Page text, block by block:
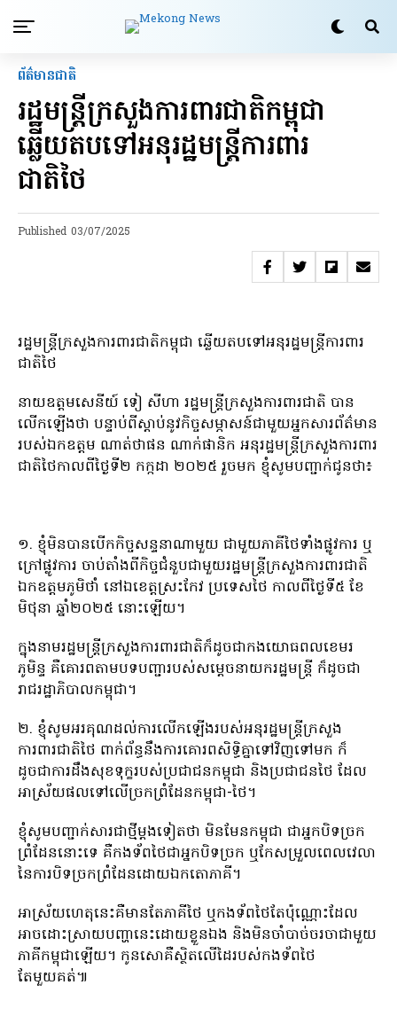
ព័ត៌មានជាតិ
រដ្ឋមន្រ្តីក្រសួងការពារជាតិកម្ពុជា
ឆ្លើយតបទៅអនុរដ្ឋមន្រ្តីការពារ
ជាតិថៃ
Published 03/07/2025
រដ្ឋមន្រ្តីក្រសួងការពារជាតិកម្ពុជា ឆ្លើយតបទៅអនុរដ្ឋមន្រ្តីការពារ
ជាតិថៃ
នាយឧត្តមសេនីយ៍ ទៀ សីហា រដ្ឋមន្ត្រីក្រសួងការពារជាតិ បាន
លើកឡើងថា បន្ទាប់ពីស្ដាប់នូវកិច្ចសម្ភាសន៍ជាមួយអ្នកសារព័ត៌មាន
របស់ឯកឧត្តម ណាត់ថាផន ណាក់ផានិក អនុរដ្ឋមន្ត្រីក្រសួងការពារ
ជាតិថៃកាលពីថ្ងៃទី២ កក្កដា ២០២៥ រួចមក ខ្ញុំសូមបញ្ជាក់ជូនថា៖
១. ខ្ញុំមិនបានបើកកិច្ចសន្ទនាណាមួយ ជាមួយភាគីថៃទាំងផ្លូវការ ឬ
ក្រៅផ្លូវការ ចាប់តាំងពីកិច្ចជំនួបជាមួយរដ្ឋមន្ត្រីក្រសួងការពារជាតិ
ឯកឧត្តមភូមិថាំ នៅឯខេត្តស្រះកែវ ប្រទេសថៃ កាលពីថ្ងៃទី៥ ខែ
មិថុនា ឆ្នាំ២០២៥ នោះឡើយ។
ក្នុងនាមរដ្ឋមន្ត្រីក្រសួងការពារជាតិក៏ដូចជាកងយោធពលខេមរ
ភូមិន្ទ គឺគោរពតាមបទបញ្ជារបស់សម្តេចនាយករដ្ឋមន្ត្រី ក៏ដូចជា
រាជរដ្ឋាភិបាលកម្ពុជា។
២. ខ្ញុំសូមអរគុណដល់ការលើកឡើងរបស់អនុរដ្ឋមន្ត្រីក្រសួង
ការពារជាតិថៃ ពាក់ព័ន្ធនឹងការគោរពសិទ្ធិគ្នាទៅវិញទៅមក ក៏
ដូចជាការដឹងសុខទុក្ខរបស់ប្រជាជនកម្ពុជា និងប្រជាជនថៃ ដែល
អាស្រ័យផលទៅលើច្រកព្រំដែនកម្ពុជា-ថៃ។
ខ្ញុំសូមបញ្ជាក់សារជាថ្មីម្ដងទៀតថា មិនមែនកម្ពុជា ជាអ្នកបិទច្រក
ព្រំដែននោះទេ គឺកងទ័ពថៃជាអ្នកបិទច្រក ឬកែសម្រួលពេលវេលា
នៃការបិទច្រកព្រំដែនដោយឯកតោភាគី។
អាស្រ័យហេតុនេះគឺមានតែភាគីថៃ ឬកងទ័ពថៃតែប៉ុណ្ណោះដែល
អាចដោះស្រាយបញ្ហានេះដោយខ្លួនឯង និងមិនចាំបាច់ចរចាជាមួយ
ភាគីកម្ពុជាឡើយ។ កូនសោគឺស្ថិតលើដៃរបស់កងទ័ពថៃ
តែមួយគត់៕